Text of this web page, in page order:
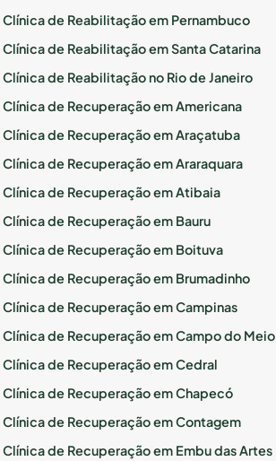
Clínica de Reabilitação em Pernambuco
Clínica de Reabilitação em Santa Catarina
Clínica de Reabilitação no Rio de Janeiro
Clínica de Recuperação em Americana
Clínica de Recuperação em Araçatuba
Clínica de Recuperação em Araraquara
Clínica de Recuperação em Atibaia
Clínica de Recuperação em Bauru
Clínica de Recuperação em Boituva
Clínica de Recuperação em Brumadinho
Clínica de Recuperação em Campinas
Clínica de Recuperação em Campo do Meio
Clínica de Recuperação em Cedral
Clínica de Recuperação em Chapecó
Clínica de Recuperação em Contagem
Clínica de Recuperação em Embu das Artes